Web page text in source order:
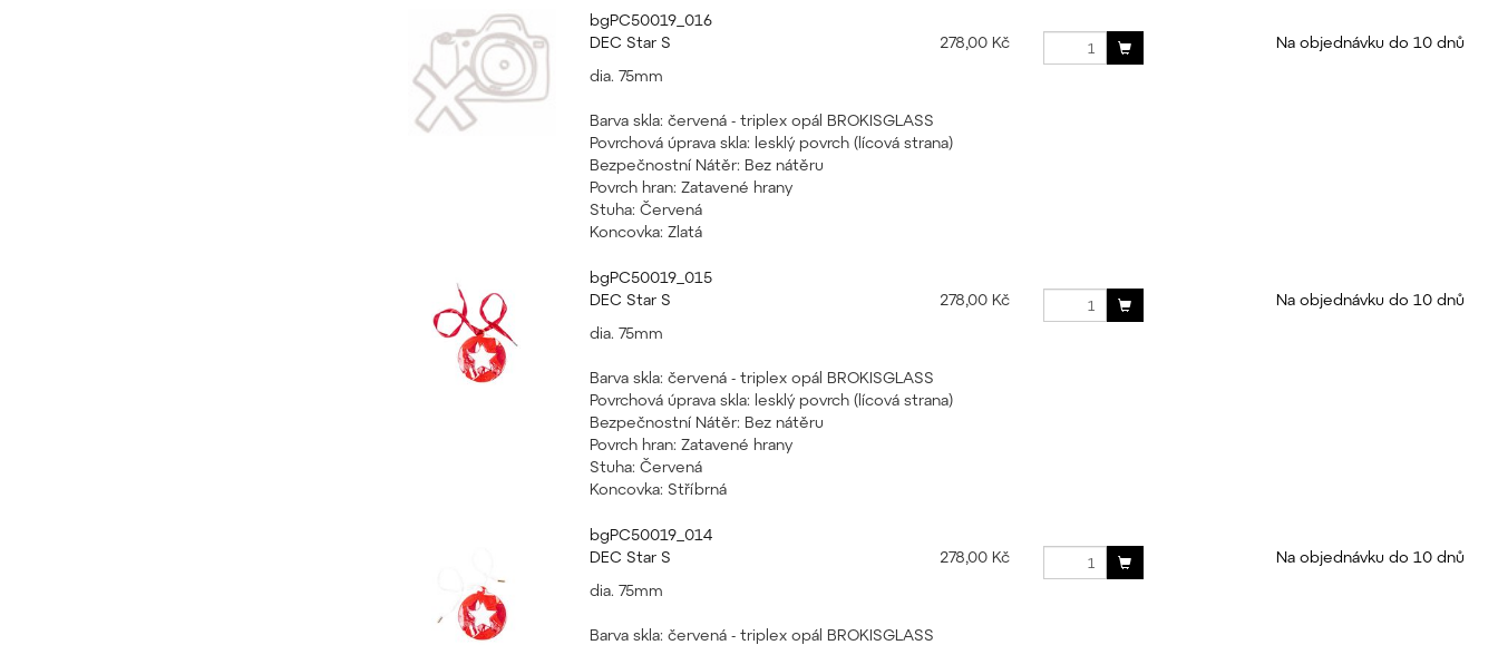
bgPC50019_016
DEC Star S
278,00 Kč
Na objednávku do 10 dnů
dia. 75mm
Barva skla: červená - triplex opál BROKISGLASS
Povrchová úprava skla: lesklý povrch (lícová strana)
Bezpečnostní Nátěr: Bez nátěru
Povrch hran: Zatavené hrany
Stuha: Červená
Koncovka: Zlatá
bgPC50019_015
DEC Star S
278,00 Kč
Na objednávku do 10 dnů
dia. 75mm
Barva skla: červená - triplex opál BROKISGLASS
Povrchová úprava skla: lesklý povrch (lícová strana)
Bezpečnostní Nátěr: Bez nátěru
Povrch hran: Zatavené hrany
Stuha: Červená
Koncovka: Stříbrná
bgPC50019_014
DEC Star S
278,00 Kč
Na objednávku do 10 dnů
dia. 75mm
Barva skla: červená - triplex opál BROKISGLASS